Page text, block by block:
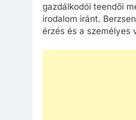
gazdálkodói teendői
irodalom iránt.
érzés és a személyes